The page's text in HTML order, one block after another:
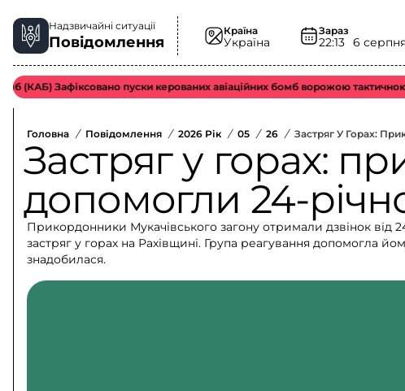
Надзвичайні ситуації
Повідомлення
Країна
Україна
Зараз
22:13 6
Зафіксовано пуски керованих авіаційних бомб ворожою тактичною
Головна / Повідомлення / 2026 Рік / 05 / 26 / Застряг У Горах:
Застряг у горах:
допомогли 24-
Прикордонники Мукачівського загону отримали дзвінок від
застряг у горах на Рахівщині. Група реагування допомогла
знадобилася.